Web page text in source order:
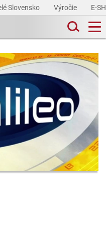
Slovensko Výročie E-